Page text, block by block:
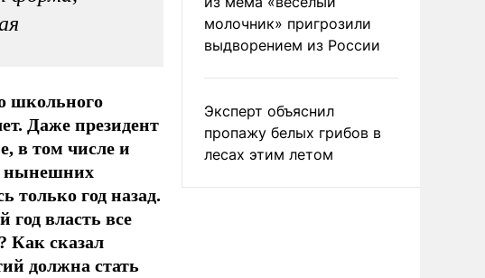
школьного
Даже президент
в том числе и
нынешних
только год назад.
год власть все
Как сказал
должна стать
молочник» пригрозили
выдворением из России
Эксперт объяснил
пропажу белых грибов в
лесах этим летом